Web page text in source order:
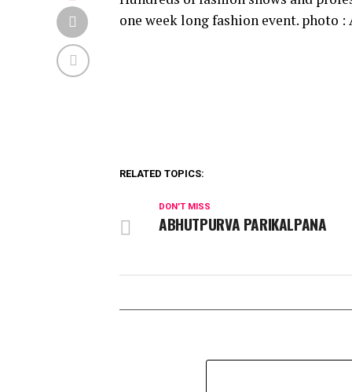
one week long fashion event. photo :
RELATED TOPICS:
DON'T MISS
ABHUTPURVA PARIKALPANA